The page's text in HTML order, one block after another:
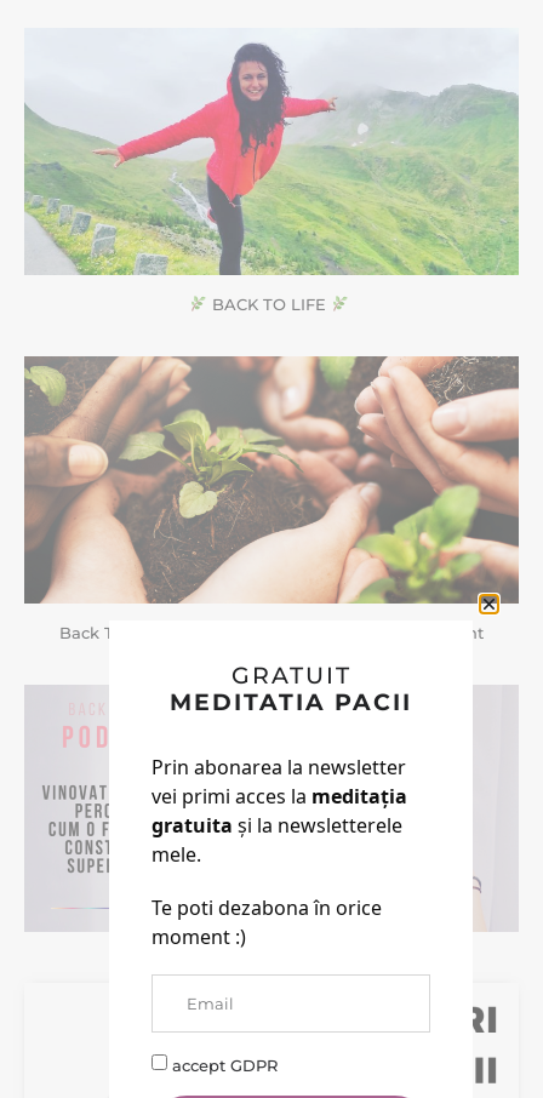
BACK TO LIFE
Back To Life | Doua Cursuri Noi Pentru Noul Pamant
GRATUIT
MEDITATIA PACII
Prin abonarea la newsletter
vei primi acces la meditația
gratuita și la newsletterele
mele.
Te poti dezabona în orice
moment :)
accept GDPR